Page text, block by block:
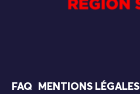
FAQ MENTIONS LÉGALES